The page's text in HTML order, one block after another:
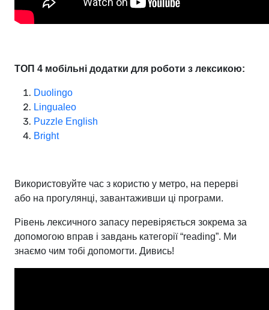
ТОП 4 мобільні додатки для роботи з лексикою:
Duolingo
Lingualeo
Puzzle English
Bright
Використовуйте час з користю у метро, на перерві
або на прогулянці, завантаживши ці програми.
Рівень лексичного запасу перевіряється зокрема за
допомогою вправ і завдань категорії “reading”. Ми
знаємо чим тобі допомогти. Дивись!